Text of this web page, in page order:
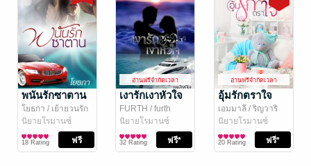
กามเทพแสนรัก
Waraarphon
นิยายรัก
หวานใจนาย
ไซโคพาธ
Oneam / โอนีม/
Oneam
นิยายรัก
พนันรักซาตาน
โยธกา / เย้ายวนรัก
นิยายโรมานซ์
18 Rating
อ่านฟรีจำกัดเวลา
เงารักเงาหัวใจ
FURTH / furth
นิยายโรมานซ์
32 Rating
อ่านฟรีจำกัดเวลา
อุ้มรักตราใจ
เอมมาลี/ ริญวาริ
นทร์
นิยายโรมานซ์
20 Rating